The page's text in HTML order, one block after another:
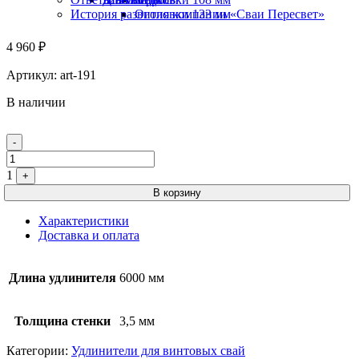
Оголовки 133 мм
История развития компании «Сваи Пересвет»
4 960 ₽
Артикул: art-191
В наличии
Quantity
-
1
+
В корзину
Характеристики
Доставка и оплата
Длина удлинителя 6000 мм
Толщина стенки 3,5 мм
Категории: Удлинители для винтовых свай